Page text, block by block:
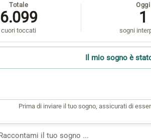
Totale
6.099
cuori toccati
Oggi
1
sogni
Il mio sogno è
Prima di inviare il tuo sogno, assicurati di